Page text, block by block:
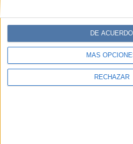
MÁS
RECHAZAR
DE ACUERDO